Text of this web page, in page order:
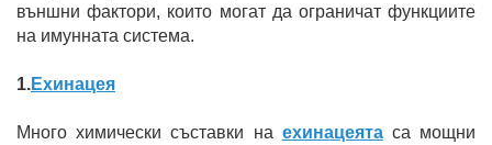
външни фактори, които могат да ограничат функциите
на имунната система.
1.Ехинацея
Много химически съставки на ехинацеятаса мощни